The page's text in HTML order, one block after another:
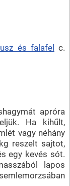
és falafel
c.
apróra
Ha kihűlt,
vagy néhány
reszelt sajtot,
egy kevés sót.
lapos